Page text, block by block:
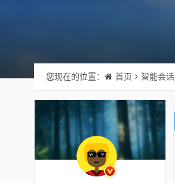
您现在的位置： 首页 智能会话